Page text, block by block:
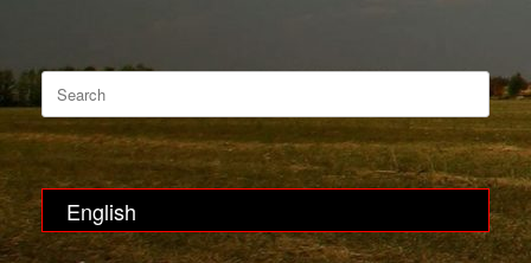
for:
English